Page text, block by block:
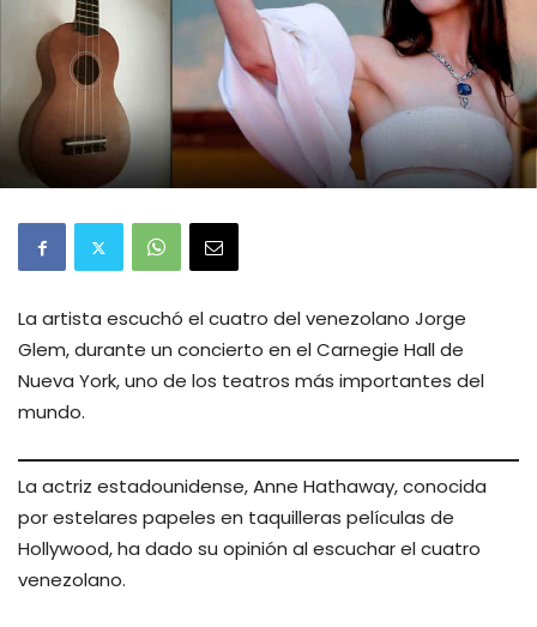
La artista escuchó el cuatro del venezolano Jorge
Glem, durante un concierto en el Carnegie Hall de
Nueva York, uno de los teatros más importantes del
mundo.
La actriz estadounidense, Anne Hathaway, conocida
por estelares papeles en taquilleras películas de
Hollywood, ha dado su opinión al escuchar el cuatro
venezolano.